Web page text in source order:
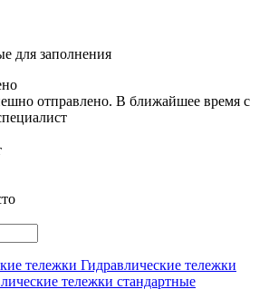
для заполнения
отправлено. В ближайшее время с
Гидравлические тележки